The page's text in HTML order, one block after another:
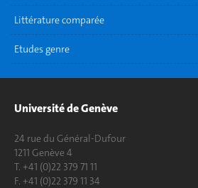
Littérature comparée
Etudes genre
Université de Genève
24 rue du Général-Dufour
1211 Genève 4
T. +41 (0)22 379 71 11
F. +41 (0)22 379 11 34